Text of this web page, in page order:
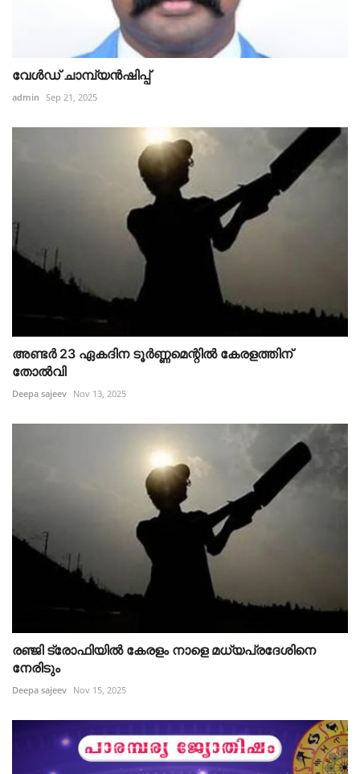
വേൾഡ് ചാമ്പ്യൻഷിപ്പ്
admin Sep 21, 2025
അണ്ടർ 23 ഏകദിന ടൂർണ്ണമെന്റിൽ കേരളത്തിന്
തോൽവി
Deepa sajeev Nov 13, 2025
രഞ്ജി ട്രോഫിയിൽ കേരളം നാളെ മധ്യപ്രദേശിനെ
നേരിടും
Deepa sajeev Nov 15, 2025